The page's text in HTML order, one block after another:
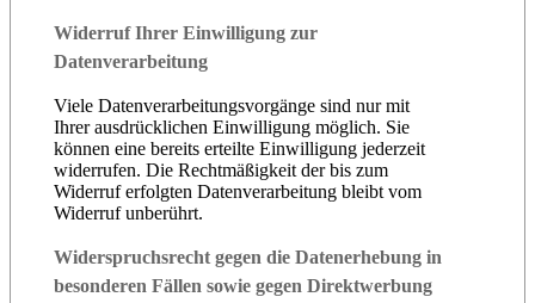
Widerruf Ihrer Einwilligung zur
Datenverarbeitung
Viele Datenverarbeitungsvorgänge sind nur mit
Ihrer ausdrücklichen Einwilligung möglich. Sie
können eine bereits erteilte Einwilligung jederzeit
widerrufen. Die Rechtmäßigkeit der bis zum
Widerruf erfolgten Datenverarbeitung bleibt vom
Widerruf unberührt.
Widerspruchsrecht gegen die Datenerhebung in
besonderen Fällen sowie gegen Direktwerbung